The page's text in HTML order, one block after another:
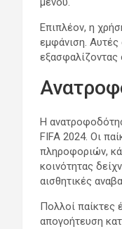
Επιπλέον, η
εμφάνιση. Αυτές
εξασφαλίζοντας
Η
FIFA 2024. Οι
πληροφοριών,
κοινότητας
αισθητικές
Πολλοί παίκτες
απογοήτευση